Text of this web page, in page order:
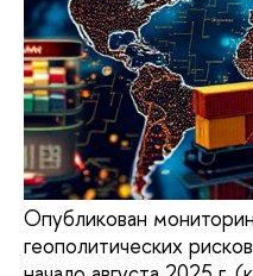
Опубликован
геополитических